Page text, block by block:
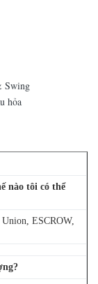
Swing
hỏa
nào tôi có thể
ESCROW,